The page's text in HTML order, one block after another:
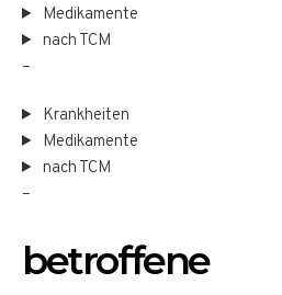
Medikamente
nach TCM
–
Krankheiten
Medikamente
nach TCM
–
betroffene